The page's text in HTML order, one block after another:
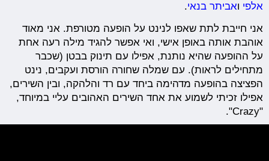
אלפי ואביתר בנאי.
אני חייבת לתת שאפו לנינט על הופעה מטורפת. אני מאוד
אוהבת אותה באופן אישי, ואי אפשר להגיד מילה רעה אחת
על ההופעה שהיא נותנת, אפילו עם תינוק בבטן (שכבר
מתחילים לראות). עם שמלה שחורה הורסת ועקבים, נינט
הפציצה בהופעה מדהימה ביחד עם רד והלהקה, ובין השירים,
אפילו זכיתי לשמוע את אחד השירים האהובים עליי במיוחד,
"Crazy".